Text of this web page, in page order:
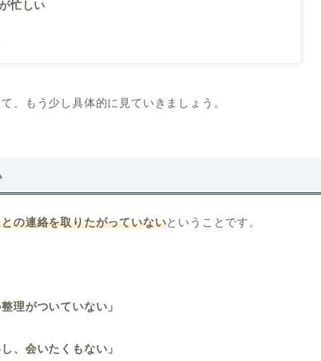
忙しい
、もう少し具体的に見ていきましょう。
の連絡を取りたがっていないということです。
理がついていない」
、会いたくもない」